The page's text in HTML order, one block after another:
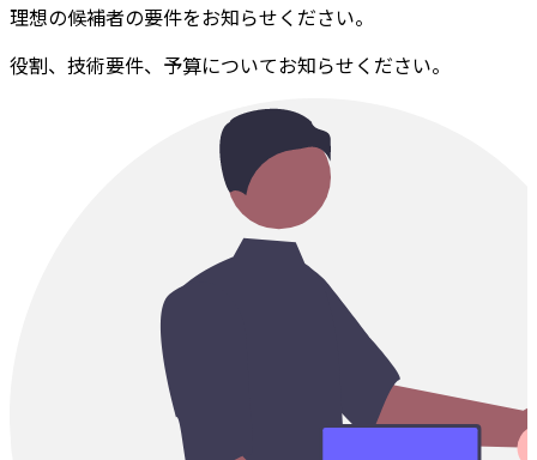
理想の候補者の要件をお知らせください。
役割、技術要件、予算についてお知らせください。